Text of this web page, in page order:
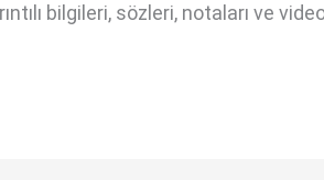
bilgileri, sözleri, notaları ve